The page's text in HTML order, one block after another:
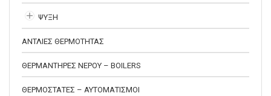
ΨΥΞΗ
ΑΝΤΛΙΕΣ ΘΕΡΜΟΤΗΤΑΣ
ΘΕΡΜΑΝΤΗΡΕΣ ΝΕΡΟΥ – BOILERS
ΘΕΡΜΟΣΤΑΤΕΣ – ΑΥΤΟΜΑΤΙΣΜΟΙ